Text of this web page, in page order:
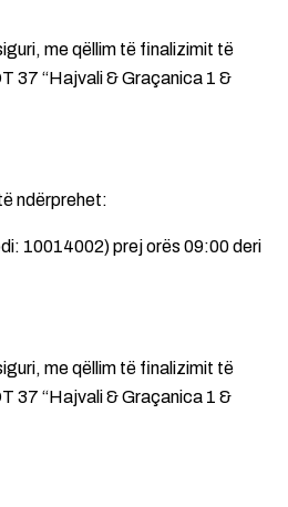
me qëllim të finalizimit të
37 “Hajvali & Graçanica 1 &
ndërprehet:
10014002) prej orës 09:00 deri
me qëllim të finalizimit të
37 “Hajvali & Graçanica 1 &